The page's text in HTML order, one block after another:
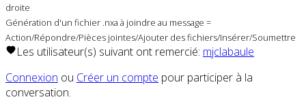
droite
Génération d'un fichier .nxa à joindre au message =
Action/Répondre/Pièces jointes/Ajouter des fichiers/Insérer/Soumettre
Les utilisateur(s) suivant ont remercié: mjclabaule
Connexion ou Créer un compte pour participer à la
conversation.